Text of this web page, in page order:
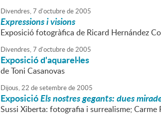
Divendres,7 d'octubrede2005
Expressions i visions
Exposició fotogràfica de Ricard Hernández
Divendres,7 d'octubrede2005
Exposició d'aquarel·les
de Toni Casanovas
Dijous,22 desetembrede2005
ExposicióEls nostres gegants: dues
Sussi Xiberta: fotografia i surrealisme; Carme